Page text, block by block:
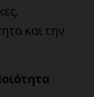
και την